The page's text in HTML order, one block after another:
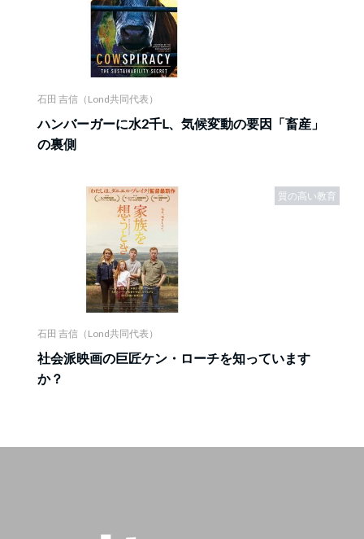
石田 吉信（Lond共同代表）
ハンバーガーに水2千L、気候変動の要因「畜産」
の裏側
質の高い教育
石田 吉信（Lond共同代表）
社会派映画の巨匠ケン・ローチを知っています
か？